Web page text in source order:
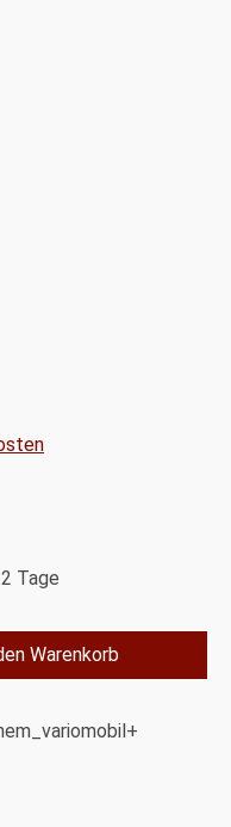
Tage
gewünschten
Warenkorb